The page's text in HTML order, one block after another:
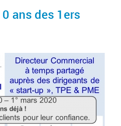
ans des 1ers